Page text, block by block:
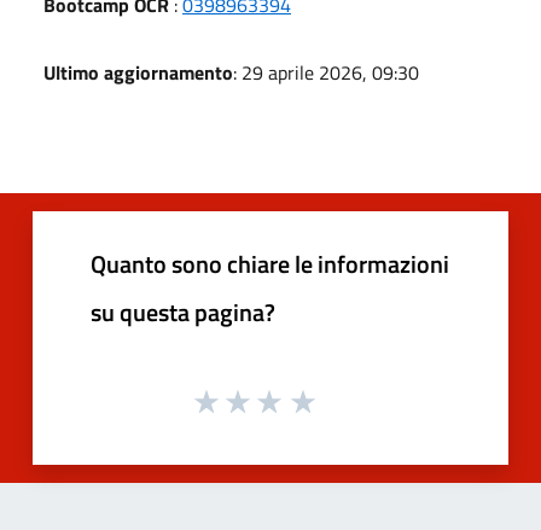
Ultimo aggiornamento: 29 aprile 2026, 09:30
Quanto sono chiare le informazioni
su questa pagina?